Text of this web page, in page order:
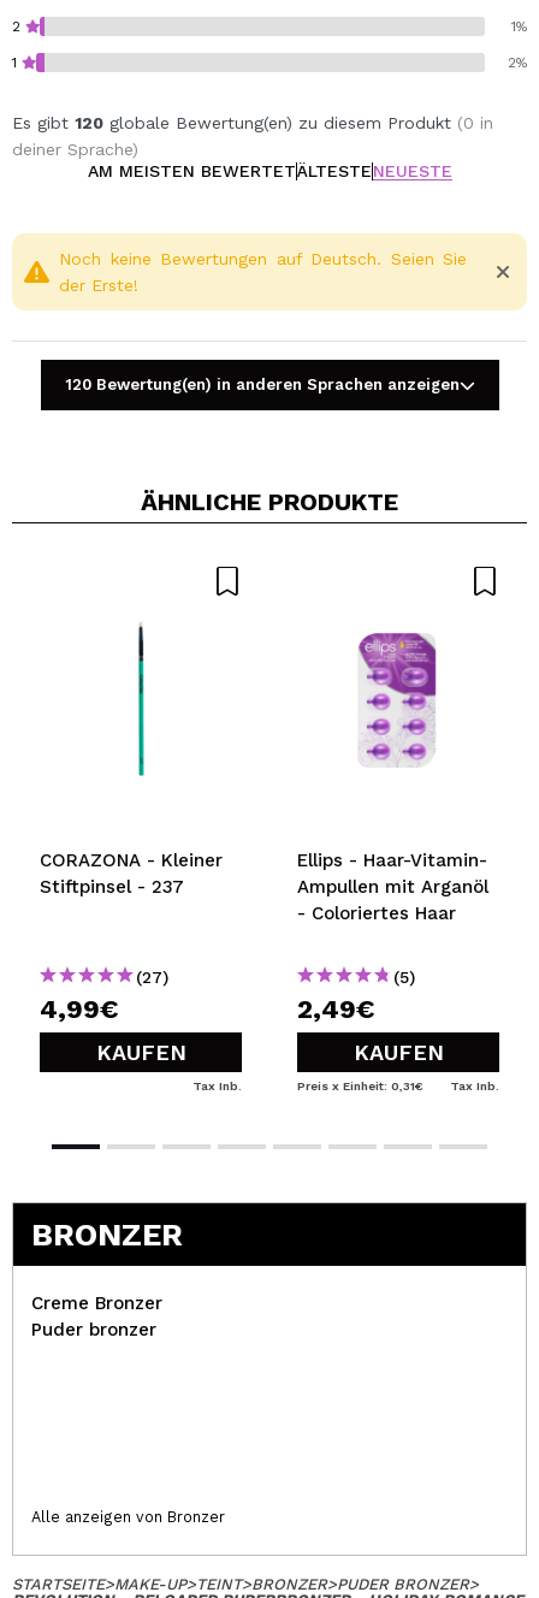
2 1%
1 2%
Es gibt 120 globale Bewertung(en) zu diesem Produkt (0 in
deiner Sprache)
AM MEISTEN BEWERTETÄLTESTENEUESTE
Ein Video oder Foto teilen
Noch keine Bewertungen auf Deutsch. Seien Sie
der Erste!
120 Bewertung(en) in anderen Sprachen anzeigen
ÄHNLICHE PRODUKTE
CORAZONA - Kleiner
Stiftpinsel - 237
(27)
4,99€
KAUFEN
Tax Inb.
Ellips - Haar-Vitamin-
Ampullen mit Arganöl
- Coloriertes Haar
(5)
2,49€
KAUFEN
Preis x Einheit: 0,31€ Tax Inb.
BRONZER
Creme Bronzer
Puder bronzer
Alle anzeigen von Bronzer
STARTSEITE>MAKE-UP>TEINT>BRONZER>PUDER BRONZER>